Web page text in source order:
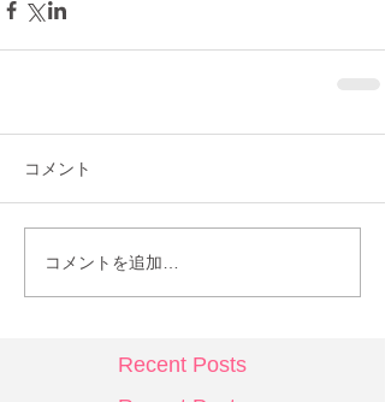
コメント
コメントを追加…
Recent Posts